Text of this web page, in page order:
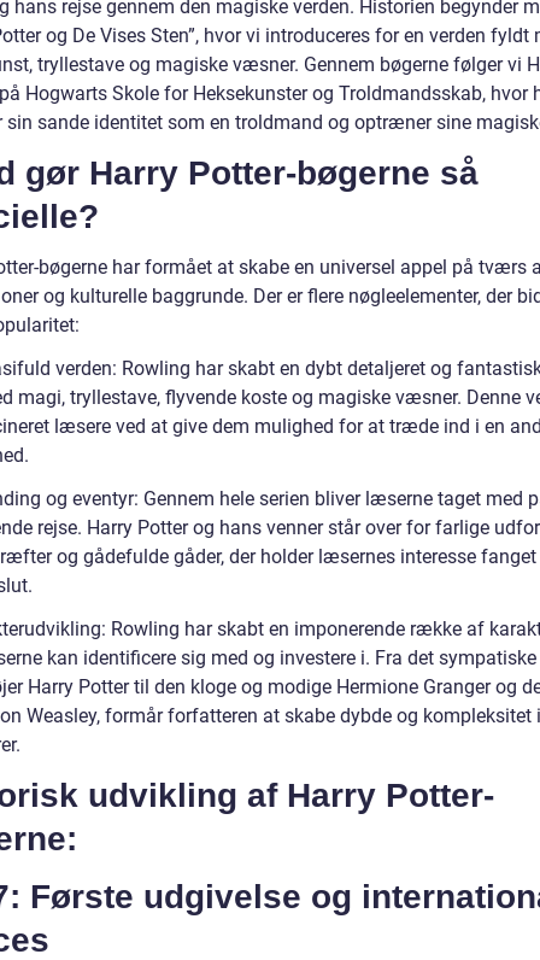
hans rejse gennem den magiske verden. Historien begynder
og De Vises Sten”, hvor vi introduceres for en verden fyldt
tryllestave og magiske væsner. Gennem bøgerne følger vi
Hogwarts Skole for Heksekunster og Troldmandsskab, hvor
sin sande identitet som en troldmand og optræner sine
gør Harry Potter-bøgerne så
bøgerne har formået at skabe en universel appel på tværs
og kulturelle baggrunde. Der er flere nøgleelementer, der
verden: Rowling har skabt en dybt detaljeret og
magi, tryllestave, flyvende koste og magiske væsner. Denne
læsere ved at give dem mulighed for at træde ind i en
og eventyr: Gennem hele serien bliver læserne taget med
rejse. Harry Potter og hans venner står over for farlige
og gådefulde gåder, der holder læsernes interesse
Rowling har skabt en imponerende række af
kan identificere sig med og investere i. Fra det sympatiske
Harry Potter til den kloge og modige Hermione Granger og
Weasley, formår forfatteren at skabe dybde og kompleksitet
udvikling af Harry Potter-
Første udgivelse og